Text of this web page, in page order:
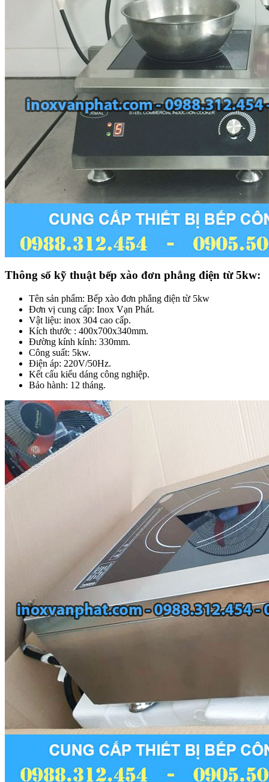
Thông số kỹ thuật bếp xào đơn phẳng điện từ 5kw:
Tên sản phẩm: Bếp xào đơn phẳng điện từ 5kw
Đơn vị cung cấp: Inox Vạn Phát.
Vật liệu: inox 304 cao cấp.
Kích thước : 400x700x340mm.
Đường kính kính: 330mm.
Công suất: 5kw.
Điện áp: 220V/50Hz.
Kết cấu kiểu dáng công nghiệp.
Bảo hành: 12 tháng.